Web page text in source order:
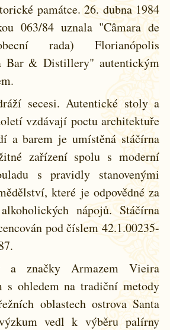
památce. 26. dubna 1984
063/84 uznala "Câmara de
rada) Florianópolis
Bar & Distillery" autentickým
secesi. Autentické stoly a
vzdávají poctu architektuře
a barem je umístěná stáčírna
zařízení spolu s moderní
s pravidly stanovenými
které je odpovědné za
nápojů. Stáčírna
pod číslem 42.1.00235-
a značky Armazem Vieira
s ohledem na tradiční metody
oblastech ostrova Santa
vedl k výběru palírny